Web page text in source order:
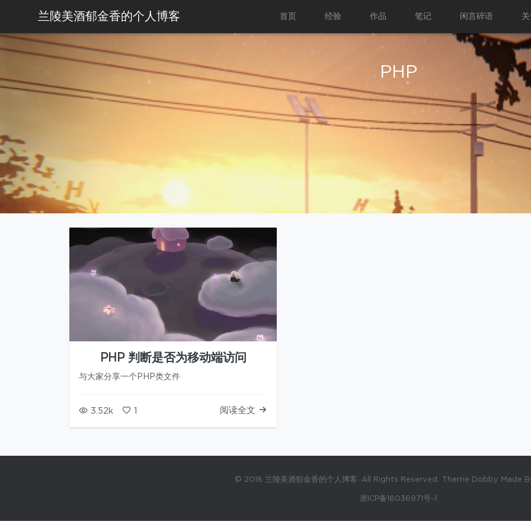
兰陵美酒郁金香的个人博客 首页 经验 作品 笔记 闲言碎语
PHP
PHP 判断是否为移动端访问
与大家分享一个PHP类文件
3.52k 1 阅读全文
© 2018 兰陵美酒郁金香的个人博客. All Rights Reserved. Theme Dobby Made
浙ICP备18036971号-1